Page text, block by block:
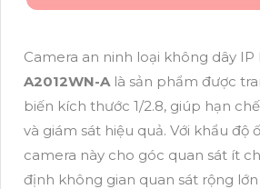
Camera an ninh loại không dây IP
A2012WN-Alà sản phẩm được
biến kích thước 1/2.8, giúp hạn
và giám sát hiệu quả. Với khẩu độ
camera này cho góc quan sát ít
định không gian quan sát rộng